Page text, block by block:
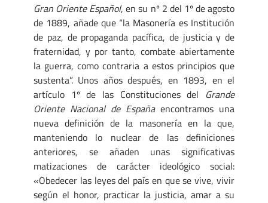
Gran Oriente Español, en su nº 2 del 1º de agosto
de 1889, añade que “la Masonería es Institución
de paz, de propaganda pacífica, de justicia y de
fraternidad, y por tanto, combate abiertamente
la guerra, como contraria a estos principios que
sustenta”. Unos años después, en 1893, en el
artículo 1º de las Constituciones del Grande
Oriente Nacional de Españaencontramos una
nueva definición de la masonería en la que,
manteniendo lo nuclear de las definiciones
anteriores, se añaden unas significativas
matizaciones de carácter ideológico social:
«Obedecer las leyes del país en que se vive, vivir
según el honor, practicar la justicia, amar a su